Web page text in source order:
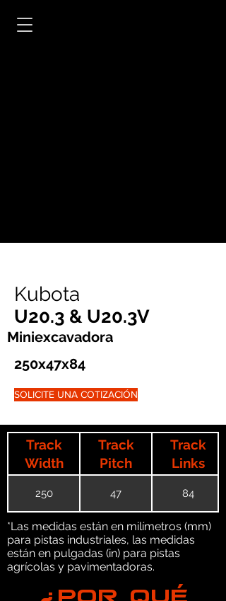
Kubota
U20.3 & U20.3V
Miniexcavadora
250x47x84
SOLICITE UNA COTIZACIÓN
Track
Width
Track
Pitch
Track
Links
250 47 84
*Las medidas están en milímetros (mm)
para pistas industriales, las medidas
están en pulgadas (in) para pistas
agrícolas y pavimentadoras.
¿POR QUÉ